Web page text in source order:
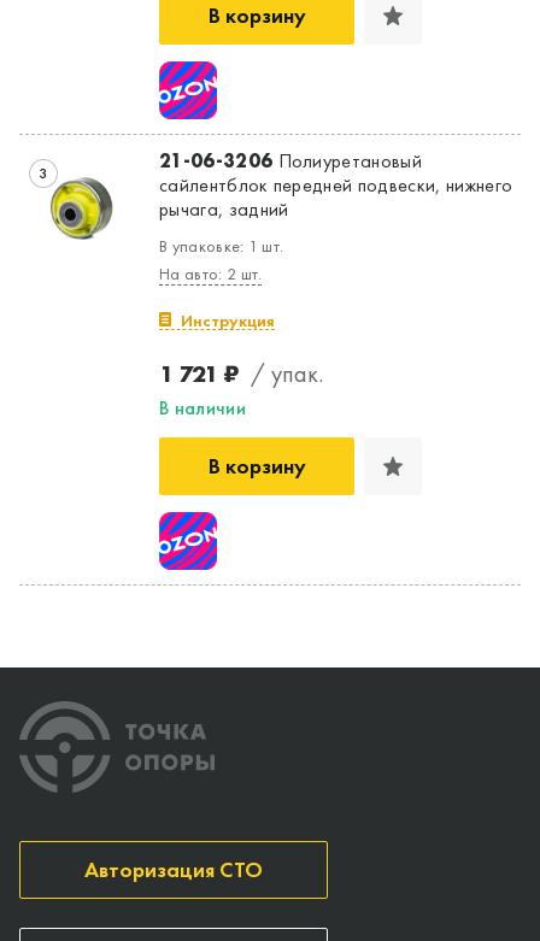
В корзину
3 21-06-3206 Полиуретановый
сайлентблок передней подвески, нижнего
рычага, задний
В упаковке: 1 шт.
На авто: 2 шт.
Инструкция
1 721 ₽ / упак.
В наличии
В корзину
Авторизация СТО